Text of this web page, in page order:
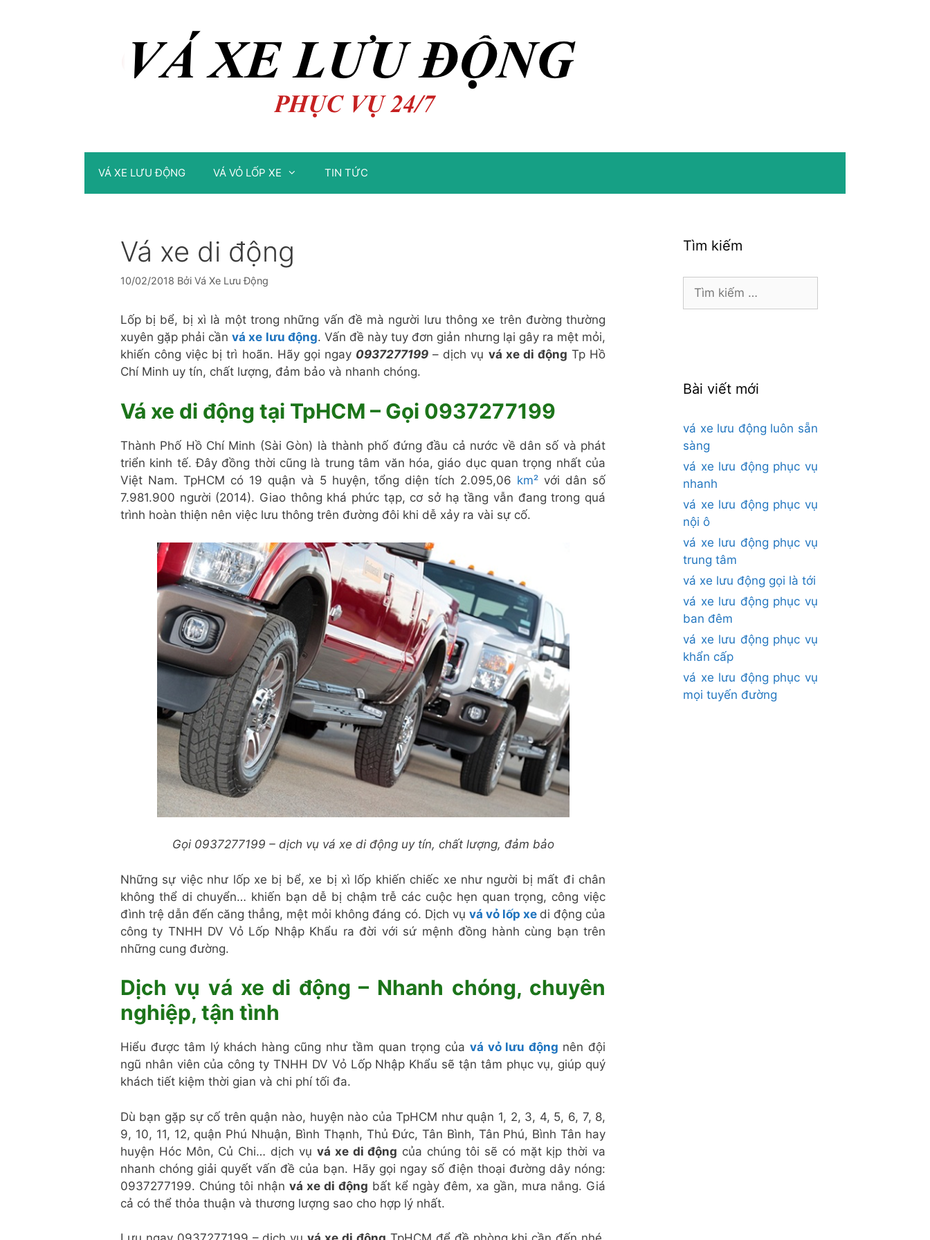
VÁ XE LƯU ĐỘNG VÁ VỎ LỐP XE TIN TỨC
Vá xe di động
10/02/2018 Bởi Vá Xe Lưu Động
Lốp bị bể, bị xì là một trong những vấn đề mà người lưu thông xe trên đường thường
xuyên gặp phải cầnvá xe lưu động. Vấn đề này tuy đơn giản nhưng lại gây ra mệt mỏi,
khiến công việc bị trì hoãn. Hãy gọi ngay 0937277199 – dịch vụ vá xe di động Tp Hồ
Chí Minh uy tín, chất lượng, đảm bảo và nhanh chóng.
Vá xe di động tại TpHCM – Gọi 0937277199
Thành Phố Hồ Chí Minh (Sài Gòn) là thành phố đứng đầu cả nước về dân số và phát
triển kinh tế. Đây đồng thời cũng là trung tâm văn hóa, giáo dục quan trọng nhất của
Việt Nam. TpHCM có 19 quận và 5 huyện, tổng diện tích 2.095,06 km² với dân số
7.981.900 người (2014). Giao thông khá phức tạp, cơ sở hạ tầng vẫn đang trong quá
trình hoàn thiện nên việc lưu thông trên đường đôi khi dễ xảy ra vài sự cố.
Gọi 0937277199 – dịch vụ vá xe di động uy tín, chất lượng, đảm bảo
Những sự việc như lốp xe bị bể, xe bị xì lốp khiến chiếc xe như người bị mất đi chân
không thể di chuyển… khiến bạn dễ bị chậm trễ các cuộc hẹn quan trọng, công việc
đình trệ dẫn đến căng thẳng, mệt mỏi không đáng có. Dịch vụ vá vỏ lốp xe di động của
công ty TNHH DV Vỏ Lốp Nhập Khẩu ra đời với sứ mệnh đồng hành cùng bạn trên
những cung đường.
Dịch vụ vá xe di động – Nhanh chóng, chuyên
nghiệp, tận tình
Hiểu được tâm lý khách hàng cũng như tầm quan trọng của vá vỏ lưu động nên đội
ngũ nhân viên của công ty TNHH DV Vỏ Lốp Nhập Khẩu sẽ tận tâm phục vụ, giúp quý
khách tiết kiệm thời gian và chi phí tối đa.
Dù bạn gặp sự cố trên quận nào, huyện nào của TpHCM như quận 1, 2, 3, 4, 5, 6, 7, 8,
9, 10, 11, 12, quận Phú Nhuận, Bình Thạnh, Thủ Đức, Tân Bình, Tân Phú, Bình Tân hay
huyện Hóc Môn, Củ Chi… dịch vụ vá xe di động của chúng tôi sẽ có mặt kịp thời va
nhanh chóng giải quyết vấn đề của bạn. Hãy gọi ngay số điện thoại đường dây nóng:
0937277199. Chúng tôi nhận vá xe di động bất kể ngày đêm, xa gần, mưa nắng. Giá
cả có thể thỏa thuận và thương lượng sao cho hợp lý nhất.
Tìm kiếm
Tìm
Bài viết mới
vá xe lưu động luôn sẵn
sàng
vá xe lưu động phục vụ
nhanh
vá xe lưu động phục vụ
nội ô
vá xe lưu động phục vụ
trung tâm
vá xe lưu động gọi là tới
vá xe lưu động phục vụ
ban đêm
vá xe lưu động phục vụ
khẩn cấp
vá xe lưu động phục vụ
mọi tuyến đường